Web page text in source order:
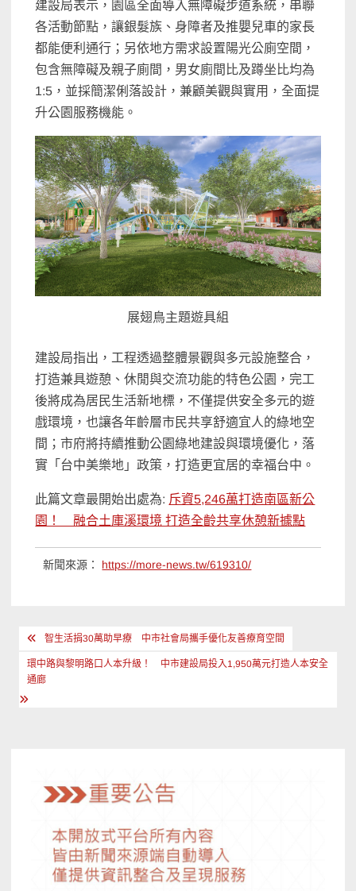
建設局表示，園區全面導入無障礙步道系統，串聯
各活動節點，讓銀髮族、身障者及推嬰兒車的家長
都能便利通行；另依地方需求設置陽光公廁空間，
包含無障礙及親子廁間，男女廁間比及蹲坐比均為
1:5，並採簡潔俐落設計，兼顧美觀與實用，全面提
升公園服務機能。
展翅鳥主題遊具組
建設局指出，工程透過整體景觀與多元設施整合，
打造兼具遊憩、休閒與交流功能的特色公園，完工
後將成為居民生活新地標，不僅提供安全多元的遊
戲環境，也讓各年齡層市民共享舒適宜人的綠地空
間；市府將持續推動公園綠地建設與環境優化，落
實「台中美樂地」政策，打造更宜居的幸福台中。
此篇文章最開始出處為: 斥資5,246萬打造南區新公
園！ 融合土庫溪環境 打造全齡共享休憩新據點
新聞來源： https://more-news.tw/619310/
文
章
導
智生活捐30萬助早療 中市社會局攜手優化友善療育空間
環中路與黎明路口人本升級！ 中市建設局投入1,950萬元打造人本安全
通廊